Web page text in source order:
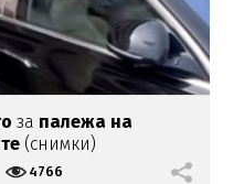
за палежа на
(снимки)
4766